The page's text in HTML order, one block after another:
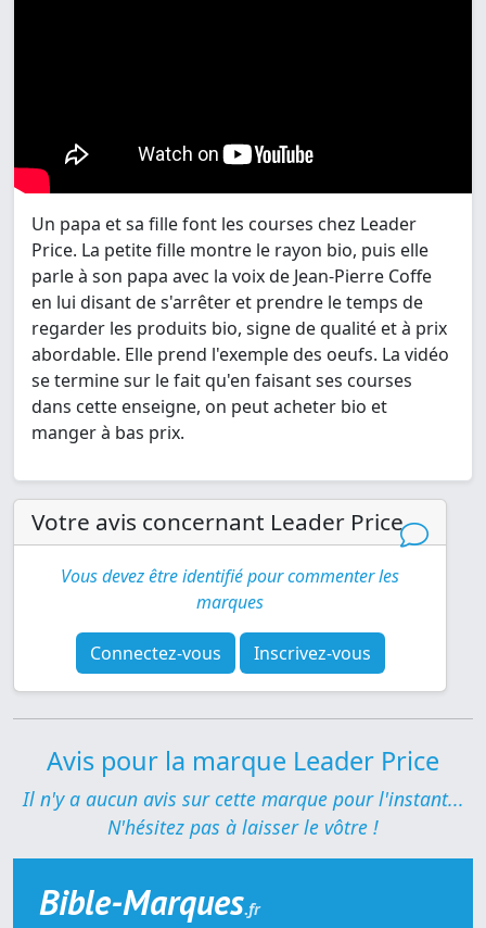
Un papa et sa fille font les courses chez Leader
Price. La petite fille montre le rayon bio, puis elle
parle à son papa avec la voix de Jean-Pierre Coffe
en lui disant de s'arrêter et prendre le temps de
regarder les produits bio, signe de qualité et à prix
abordable. Elle prend l'exemple des oeufs. La vidéo
se termine sur le fait qu'en faisant ses courses
dans cette enseigne, on peut acheter bio et
manger à bas prix.
Votre avis concernant Leader Price
Vous devez être identifié pour commenter les
marques
Connectez-vous Inscrivez-vous
Avis pour la marque Leader Price
Il n'y a aucun avis sur cette marque pour l'instant...
N'hésitez pas à laisser le vôtre !
Bible-Marques.fr